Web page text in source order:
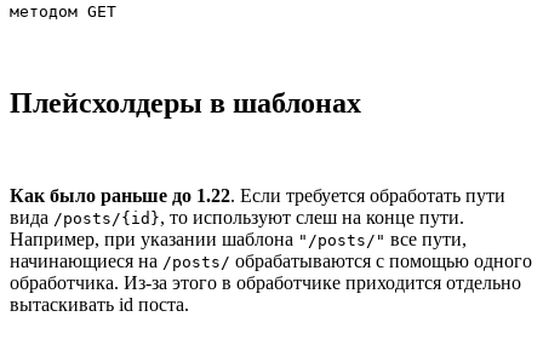
методом GET
Плейсхолдеры в шаблонах
Как было раньше до 1.22. Если требуется обработать пути
вида /posts/{id}, то используют слеш на конце пути.
Например, при указании шаблона "/posts/" все пути,
начинающиеся на /posts/ обрабатываются с помощью одного
обработчика. Из-за этого в обработчике приходится отдельно
вытаскивать id поста.